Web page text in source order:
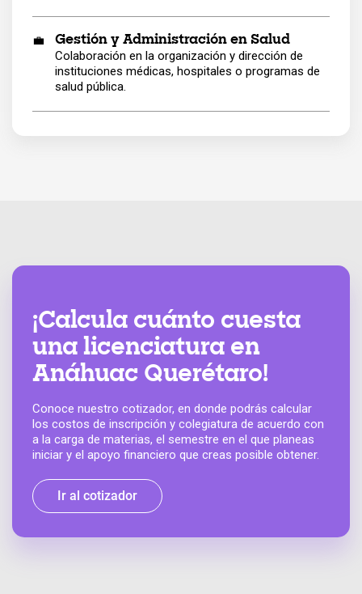
💼 Gestión y Administración en Salud
Colaboración en la organización y dirección de
instituciones médicas, hospitales o programas de
salud pública.
¡Calcula cuánto cuesta
una licenciatura en
Anáhuac Querétaro!
Conoce nuestro cotizador, en donde podrás calcular
los costos de inscripción y colegiatura de acuerdo con
a la carga de materias, el semestre en el que planeas
iniciar y el apoyo financiero que creas posible obtener.
Ir al cotizador